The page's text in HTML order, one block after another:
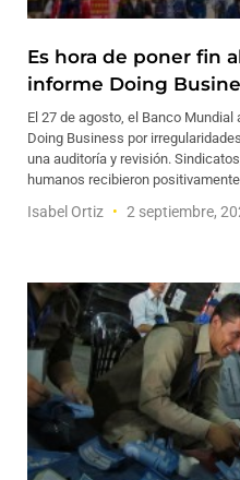
Es hora de poner fin
informe Doing
El 27 de agosto, el Banco
Doing Business por
una auditoría y revisión.
humanos recibieron
Isabel Ortiz 2 septiembre,